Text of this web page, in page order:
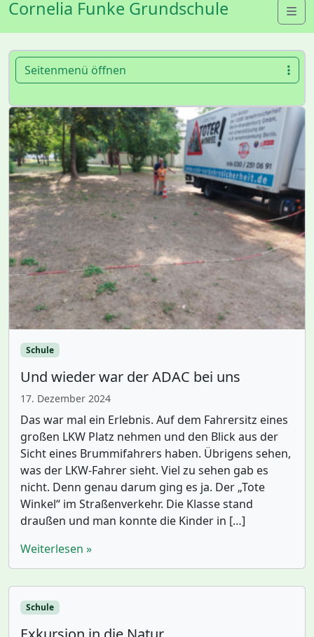
Cornelia Funke Grundschule
Schule
Und wieder war der ADAC bei uns
17. Dezember 2024
Das war mal ein Erlebnis. Auf dem Fahrersitz eines
großen LKW Platz nehmen und den Blick aus der
Sicht eines Brummifahrers haben. Übrigens sehen,
was der LKW-Fahrer sieht. Viel zu sehen gab es
nicht. Denn genau darum ging es ja. Der „Tote
Winkel“ im Straßenverkehr. Die Klasse stand
draußen und man konnte die Kinder in […]
Weiterlesen »
Schule
Seitenmenü öffnen